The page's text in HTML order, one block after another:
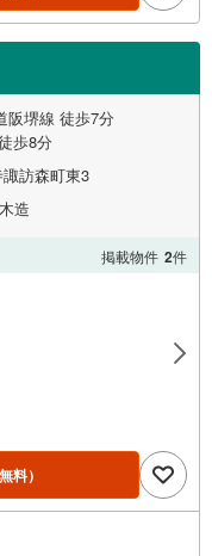
阪堺線 徒歩7分
歩8分
訪森町東3
造
掲載物件 2件
料）